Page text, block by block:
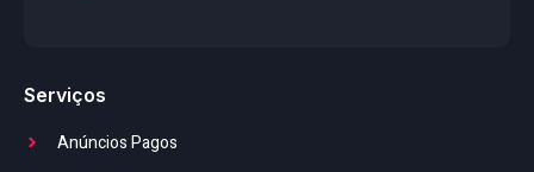
Serviços
Anúncios Pagos